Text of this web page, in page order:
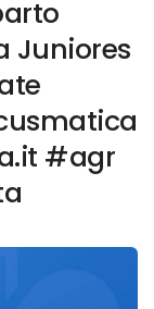
Juniores
#agr